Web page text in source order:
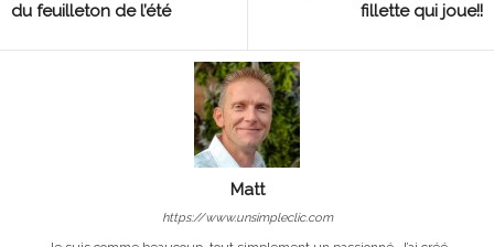
du feuilleton de l’été
fillette qui joue!!
Matt
https://www.unsimpleclic.com